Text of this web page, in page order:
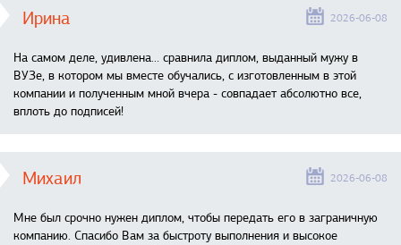
Ирина 2026-06-08
На самом деле, удивлена… сравнила диплом, выданный мужу в
ВУЗе, в котором мы вместе обучались, с изготовленным в этой
компании и полученным мной вчера - совпадает абсолютно все,
вплоть до подписей!
Михаил 2026-06-08
Мне был срочно нужен диплом, чтобы передать его в заграничную
компанию. Спасибо Вам за быстроту выполнения и высокое